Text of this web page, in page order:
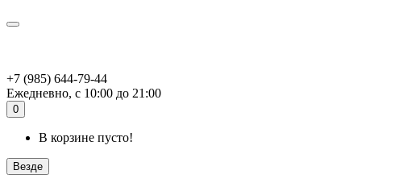
+7 (985) 644-79-44
Ежедневно, с 10:00 до 21:00
0
В корзине пусто!
Везде